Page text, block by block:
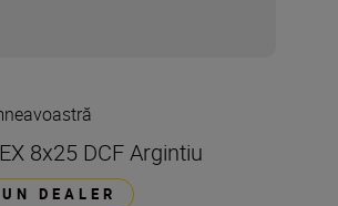
8x25 DCF Argintiu
DEALER